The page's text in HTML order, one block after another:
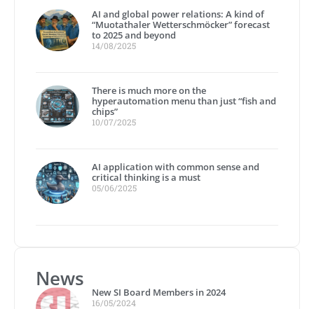
AI and global power relations: A kind of
“Muotathaler Wetterschmöcker” forecast
to 2025 and beyond
14/08/2025
There is much more on the
hyperautomation menu than just “fish and
chips”
10/07/2025
AI application with common sense and
critical thinking is a must
05/06/2025
News
New SI Board Members in 2024
16/05/2024